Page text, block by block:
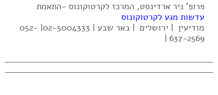
פרופ' ניר ארדינסט, המרכז לקרטוקונוס -התאמת
עדשות מגע לקרטוקונוס
מודיעין | ירושלים | באר שבע | 02-5004333| 052-
637-2569 |